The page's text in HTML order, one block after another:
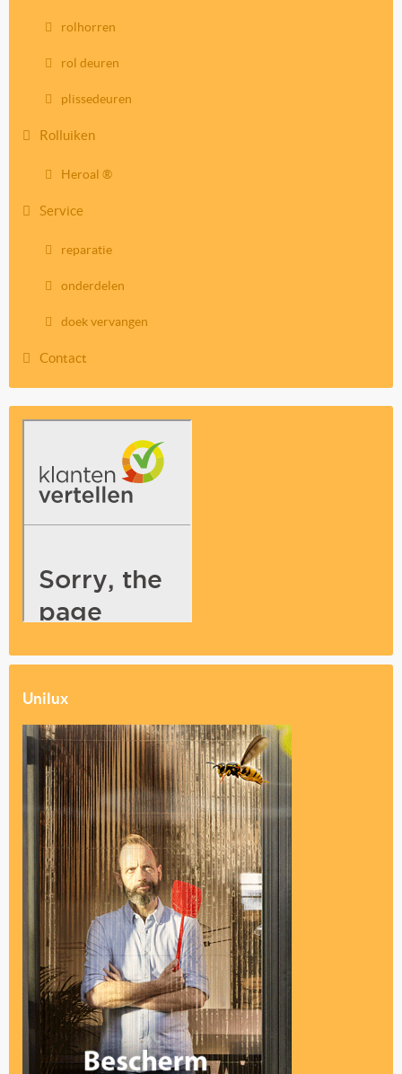
rolhorren
rol deuren
plissedeuren
Rolluiken
Heroal ®
Service
reparatie
onderdelen
doek vervangen
Contact
Unilux